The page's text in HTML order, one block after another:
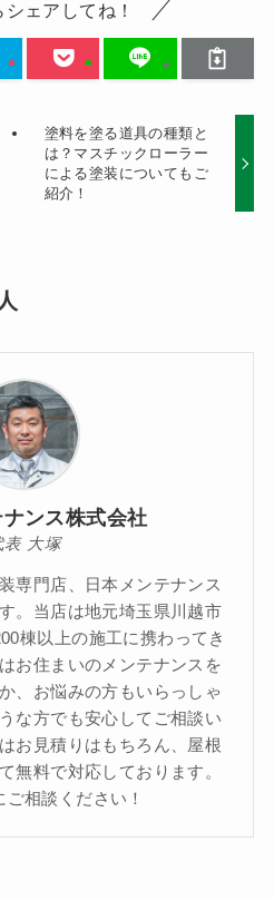
ェアしてね！
塗料を塗る道具の種類と
は？マスチックローラー
による塗装についてもご
紹介！
ナンス株式会社
表 大塚
専門店、日本メンテナンス
。当店は地元埼玉県川越市
棟以上の施工に携わってき
お住まいのメンテナンスを
、お悩みの方もいらっしゃ
な方でも安心してご相談い
お見積りはもちろん、屋根
無料で対応しております。
相談ください！